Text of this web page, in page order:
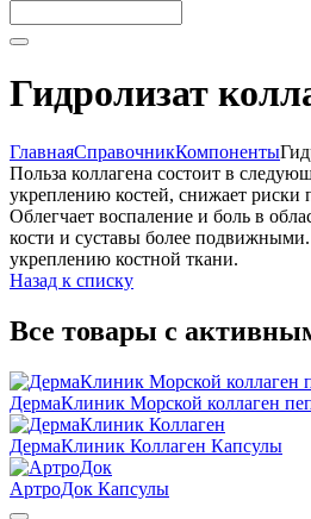
Гидролизат
ГлавнаяСправочникКомпоненты
Польза коллагена состоит в
укреплению костей, снижает риски
Облегчает воспаление и боль в
кости и суставы более
укреплению костной ткани.
Назад к списку
Все товары с
ДермаКлиник Морской коллаген
ДермаКлиник Коллаген Капсулы
АртроДок Капсулы